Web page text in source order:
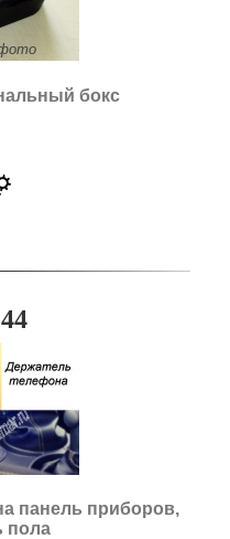
бокс
панель приборов,
пола